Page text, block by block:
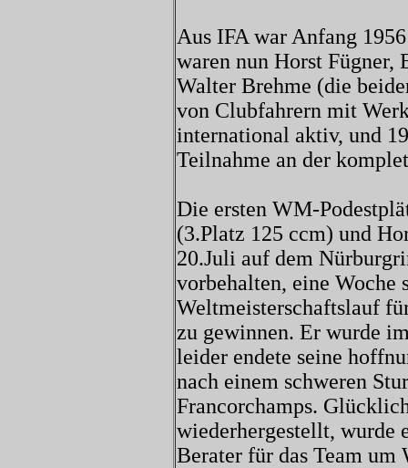
Aus IFA war Anfang
waren nun Horst Fügner,
Walter Brehme (die
von Clubfahrern mit
international aktiv, und
Teilnahme an der
Die ersten WM-
(3.Platz 125 ccm) und
20.Juli auf dem
vorbehalten, eine Woche
Weltmeisterschaftslauf
zu gewinnen. Er wurde
leider endete seine
nach einem schweren
Francorchamps.
wiederhergestellt, wurde
Berater für das Team um